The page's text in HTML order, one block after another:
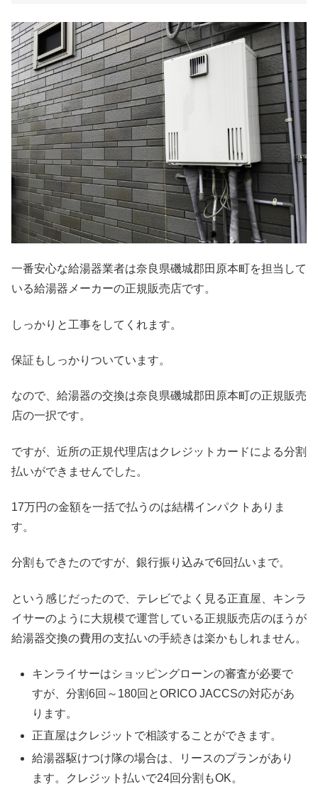
一番安心な給湯器業者は奈良県磯城郡田原本町を担当して
いる給湯器メーカーの正規販売店です。
しっかりと工事をしてくれます。
保証もしっかりついています。
なので、給湯器の交換は奈良県磯城郡田原本町の正規販売
店の一択です。
ですが、近所の正規代理店はクレジットカードによる分割
払いができませんでした。
17万円の金額を一括で払うのは結構インパクトありま
す。
分割もできたのですが、銀行振り込みで6回払いまで。
という感じだったので、テレビでよく見る正直屋、キンラ
イサーのように大規模で運営している正規販売店のほうが
給湯器交換の費用の支払いの手続きは楽かもしれません。
キンライサーはショッピングローンの審査が必要で
すが、分割6回～180回とORICO JACCSの対応があ
ります。
正直屋はクレジットで相談することができます。
給湯器駆けつけ隊の場合は、リースのプランがあり
ます。クレジット払いで24回分割もOK。